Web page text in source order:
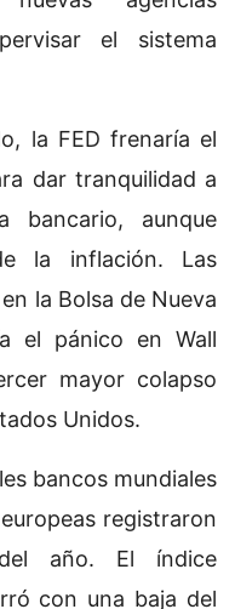
el sistema
la FED frenaría el
dar tranquilidad a
bancario, aunque
la inflación. Las
la Bolsa de Nueva
el pánico en Wall
mayor colapso
Unidos.
bancos mundiales
registraron
año. El índice
con una baja del